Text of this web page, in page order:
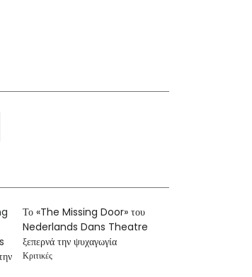
Το «The Missing Door» του
Nederlands Dans Theatre
ξεπερνά την ψυχαγωγία
Κριτικές